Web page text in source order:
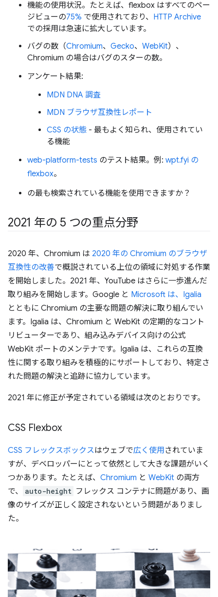
機能の使用状況。たとえば、flexbox はすべてのペー
ジビューの75% で使用されており、 HTTP Archive
での採用は急速に拡大しています。
バグの数（Chromium、 Gecko、 WebKit）、
Chromium の場合はバグのスターの数。
アンケート結果:
MDN DNA 調査
MDN ブラウザ互換性レポート
CSS の状態 - 最もよく知られ、使用されてい
る機能
web-platform-tests のテスト結果。例: wpt.fyi の
flexbox。
の最も検索されている機能を使用できますか？
2021 年の 5 つの重点分野
2020 年、Chromium は 2020 年の Chromium のブラウザ
互換性の改善で概説されている上位の領域に対処する作業
を開始しました。2021 年、YouTube はさらに一歩進んだ
取り組みを開始します。Google と Microsoft は、 Igalia
とともに Chromium の主要な問題の解決に取り組んでい
ます。Igalia は、Chromium と WebKit の定期的なコント
リビューターであり、組み込みデバイス向けの公式
WebKit ポートのメンテナです。Igalia は、これらの互換
性に関する取り組みを積極的にサポートしており、特定さ
れた問題の解決と追跡に協力しています。
2021 年に修正が予定されている領域は次のとおりです。
CSS Flexbox
CSS フレックスボックスはウェブで広く使用されていま
すが、デベロッパーにとって依然として大きな課題がいく
つかあります。たとえば、 Chromium と WebKit の両方
で、
auto-height フレックス コンテナに問題があり、画
像のサイズが正しく設定されないという問題がありまし
た。